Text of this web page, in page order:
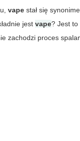
vape stał się
jestvape? Jest to
zachodzi proces